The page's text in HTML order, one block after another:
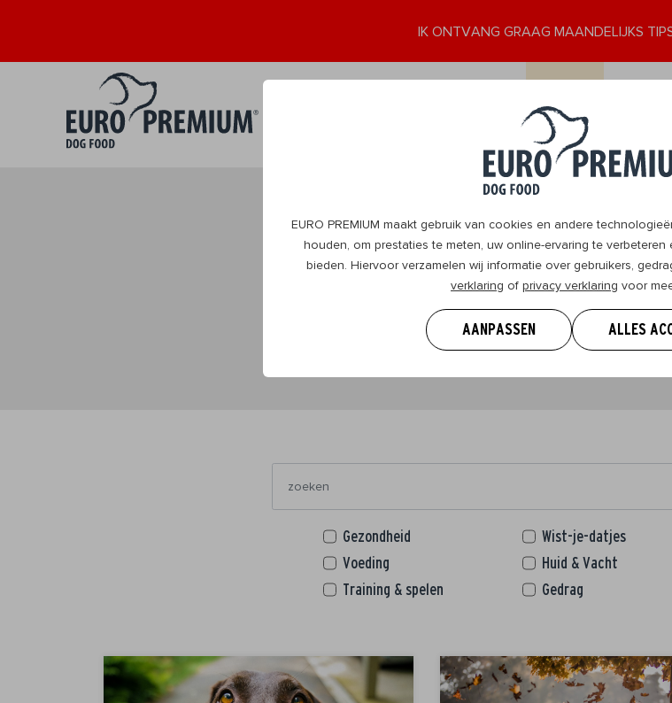
EURO PREMIUM maakt gebruik van cookies en andere
houden, om prestaties te meten, uw online-ervaring te
bieden. Hiervoor verzamelen wij informatie over gebruikers,
verklaring of privacy verklaring voor
AANPASSEN ALLES
IK ONTVANG GRAAG MAANDELIJKS
DogBlog
DogBlog
Alles wat je moet weten om je hond te geven wat hij
Gezondheid
Voeding
Training & spelen
Wist-je-datjes
Huid & Vacht
Gedrag